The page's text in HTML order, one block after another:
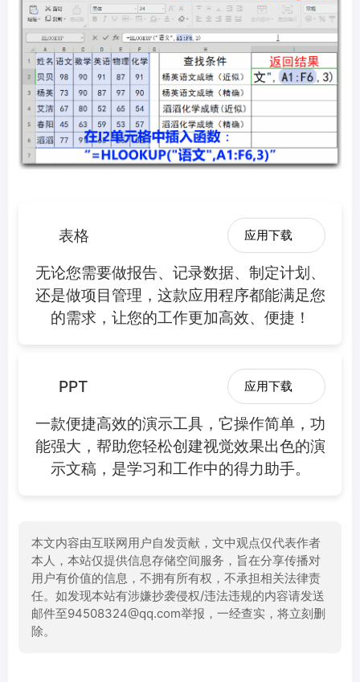
表格 应用下载
无论您需要做报告、记录数据、制定计划、
还是做项目管理，这款应用程序都能满足您
的需求，让您的工作更加高效、便捷！
PPT 应用下载
一款便捷高效的演示工具，它操作简单，功
能强大，帮助您轻松创建视觉效果出色的演
示文稿，是学习和工作中的得力助手。
本文内容由互联网用户自发贡献，文中观点仅代表作者
本人，本站仅提供信息存储空间服务，旨在分享传播对
用户有价值的信息，不拥有所有权，不承担相关法律责
任。如发现本站有涉嫌抄袭侵权/违法违规的内容请发送
邮件至94508324@qq.com举报，一经查实，将立刻删
除。